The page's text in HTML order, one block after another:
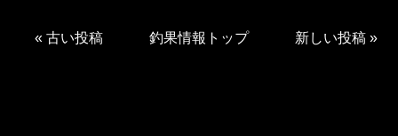
«古い投稿 釣果情報トップ 新しい投稿 »